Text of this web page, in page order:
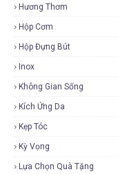
Hương Thơm
Hộp Cơm
Hộp Đựng Bút
Inox
Không Gian Sống
Kích Ứng Da
Kẹp Tóc
Kỳ Vọng
Lựa Chọn Quà Tặng